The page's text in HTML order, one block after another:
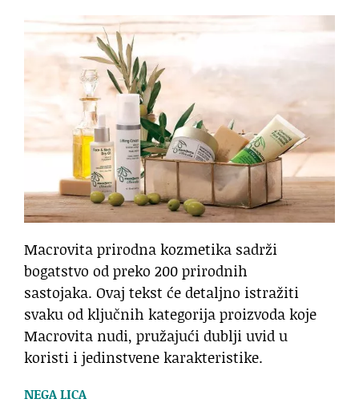
Macrovita prirodna kozmetika sadrži
bogatstvo od preko 200 prirodnih
sastojaka. Ovaj tekst će detaljno istražiti
svaku od ključnih kategorija proizvoda koje
Macrovita nudi, pružajući dublji uvid u
koristi i jedinstvene karakteristike.
NEGA LICA